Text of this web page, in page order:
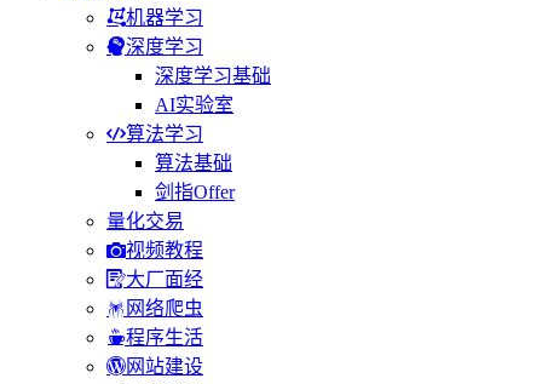
机器学习
深度学习
深度学习基础
AI实验室
算法学习
算法基础
剑指Offer
量化交易
视频教程
大厂面经
网络爬虫
程序生活
网站建设